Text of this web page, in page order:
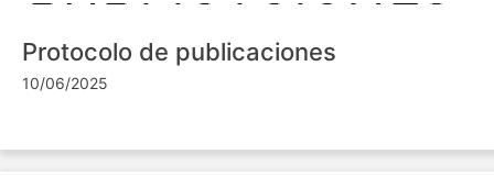
Protocolo de publicaciones
10/06/2025